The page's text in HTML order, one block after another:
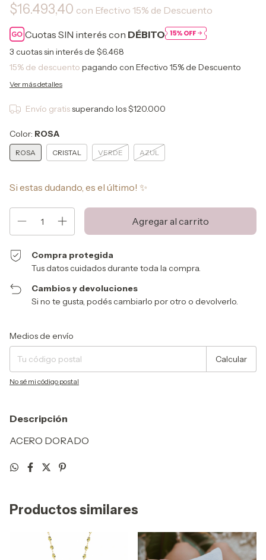
$16.493,40 con Efectivo 15% de Descuento
Cuotas SIN interés con DÉBITO
3 cuotas sin interés de $6.468
15% de descuento pagando con Efectivo 15% de Descuento
Ver más detalles
Envío gratissuperando los$120.000
Color: ROSA
ROSA CRISTAL VERDE AZUL
Si estas dudando, es el último! ✨
Compra protegida
Tus datos cuidados durante toda la compra.
Cambios y devoluciones
Si no te gusta, podés cambiarlo por otro o devolverlo.
Entregas para el CP:
Medios de envío
Calcular
No sé mi código postal
Descripción
ACERO DORADO
Productos similares